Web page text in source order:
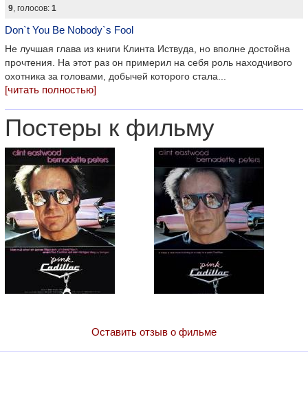
9, голосов: 1
Don`t You Be Nobody`s Fool
Не лучшая глава из книги Клинта Иствуда, но вполне достойна
прочтения. На этот раз он примерил на себя роль находчивого
охотника за головами, добычей которого стала...
[читать полностью]
Постеры к фильму
Оставить отзыв о фильме